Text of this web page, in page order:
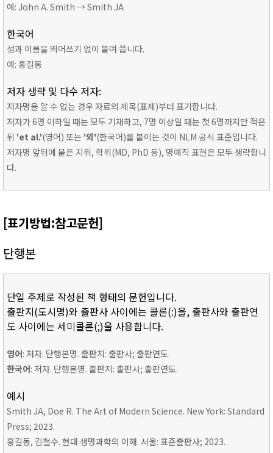
예: John A. Smith → Smith JA
한국어
성과 이름을 띄어쓰기 없이 붙여 씁니다.
예: 홍길동
저자 생략 및 다수 저자:
저자명을 알 수 없는 경우 자료의 제목(표제)부터 표기합니다.
저자가 6명 이하일 때는 모두 기재하고, 7명 이상일 때는 첫 6명까지만 적은
뒤 'et al.'(영어) 또는 '외'(한국어)를 붙이는 것이 NLM 공식 표준입니다.
저자명 앞뒤에 붙은 지위, 학위(MD, PhD 등), 명예직 표현은 모두 생략합니
다.
[표기방법:참고문헌]
단행본
단일 주제로 작성된 책 형태의 문헌입니다.
출판지(도시명)와 출판사 사이에는 콜론(:)을, 출판사와 출판연
도 사이에는 세미콜론(;)을 사용합니다.
영어: 저자. 단행본명. 출판지: 출판사; 출판연도.
한국어: 저자. 단행본명. 출판지: 출판사; 출판연도.
예시
Smith JA, Doe R. The Art of Modern Science. New York: Standard
Press; 2023.
홍길동, 김철수. 현대 생명과학의 이해. 서울: 표준출판사; 2023.